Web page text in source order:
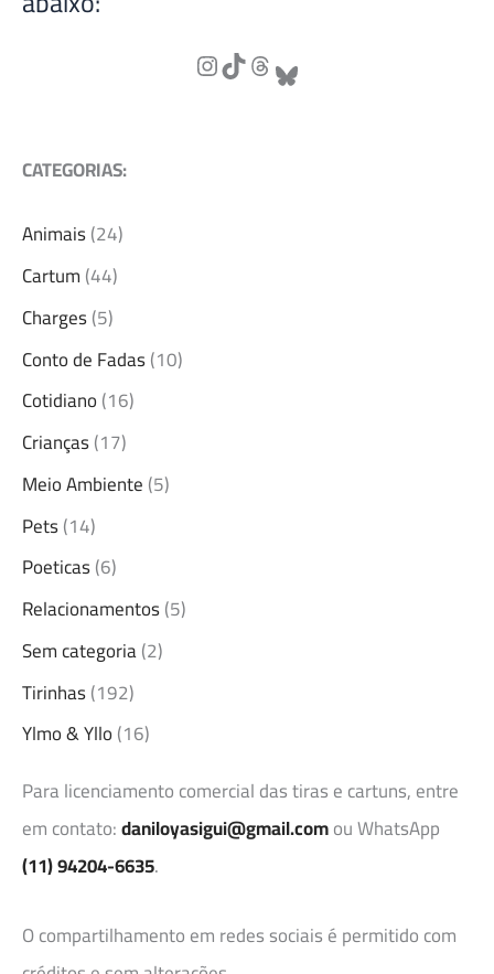
CATEGORIAS:
Animais(24)
Cartum(44)
Charges(5)
Conto de Fadas(10)
Cotidiano(16)
Crianças(17)
Meio Ambiente(5)
Pets(14)
Poeticas(6)
Relacionamentos(5)
Sem categoria(2)
Tirinhas(192)
Ylmo & Yllo(16)
Para licenciamento comercial das tiras e cartuns, entre
em contato:daniloyasigui@gmail.comou WhatsApp
(11) 94204-6635.
O compartilhamento em redes sociais é permitido com